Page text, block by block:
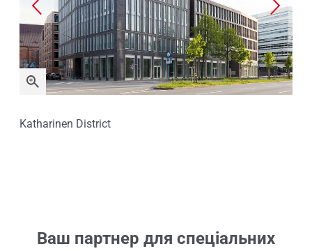
Katharinen District
Ваш партнер для спеціальних